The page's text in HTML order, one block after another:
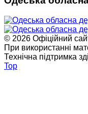
© 2026 Офіційний
При використанні
Технічна підтримка
Top